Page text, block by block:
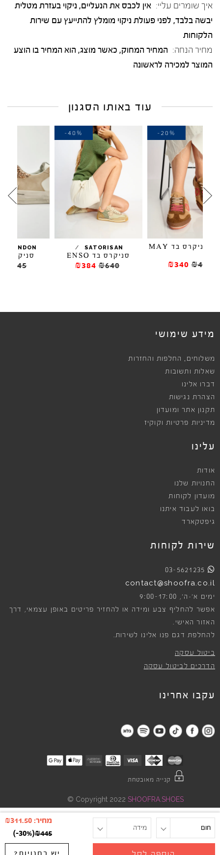
חום מידה
מחיר: ₪311.50
₪445
(
-30%
)
איך שומרים עליי: אין לכבס את הנעליים, ניקוי בעזרת מטלית
יבשה בלבד, לפני פעולת ניקוי מומלץ להתייעץ עם שירות
הלקוחות
מחיר הנחה: המחיר המחוק, כאשר מוצג, הוא המחיר בו הוצע
המוצר למכירה לראשונה
עוד באותו הסגנון
SATORISAN
₪640
CRIME LONDON
/
סניקרס FREYA
₪745
מידע שימושי
משלוחים , החלפות והחזרות
שאלות ותשובות
דברו אלינו
הצהרת נגישות
תקנון אתר ומועדון
מדיניות פרטיות וקוקיז
עלינו
אודות
החנויות שלנו
מועדון לקוחות
בואו לעבוד איתנו
גיפטקארד
שירות לקוחות
03-5621235
contact@shoofra.co.il
ימים א׳-ה׳, 9:00-17:00
אפשר להחליף צבע ומידה או להחזיר פריטים באופן עצמאי, דרך
האזור האישי.
להחלפת דגם פנו אלינו לשירות.
ביטול עסקה
הדרכים לביטול עסקה
עקבו אחרינו
קנייה מאובטחת
Copyright 2022 SHOOFRA.SHOES
©